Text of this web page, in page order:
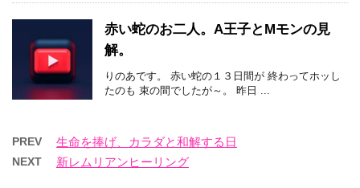
赤い蛇のお二人。A王子とMモンの見
解。
りのあです。 赤い蛇の１３日間が 終わってホッし
たのも 束の間でしたが～。 昨日 ...
PREV 生命を捧げ、カラダと和解する日
NEXT 新レムリアンヒーリング